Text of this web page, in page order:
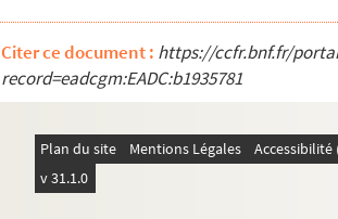
Citer ce document : https://ccfr.bnf.fr/
record=eadcgm:EADC:b1935781
Plan du site Mentions Légales
v 31.1.0